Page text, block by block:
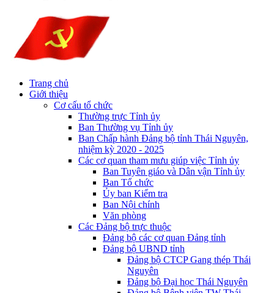
Trang chủ
Giới thiệu
Cơ cấu tổ chức
Thường trực Tỉnh ủy
Ban Thường vụ Tỉnh ủy
Ban Chấp hành Đảng bộ tỉnh Thái Nguyên,
nhiệm kỳ 2020 - 2025
Các cơ quan tham mưu giúp việc Tỉnh ủy
Ban Tuyên giáo và Dân vận Tỉnh ủy
Ban Tổ chức
Ủy ban Kiểm tra
Ban Nội chính
Văn phòng
Các Đảng bộ trực thuộc
Đảng bộ các cơ quan Đảng tỉnh
Đảng bộ UBND tỉnh
Đảng bộ CTCP Gang thép Thái
Nguyên
Đảng bộ Đại học Thái Nguyên